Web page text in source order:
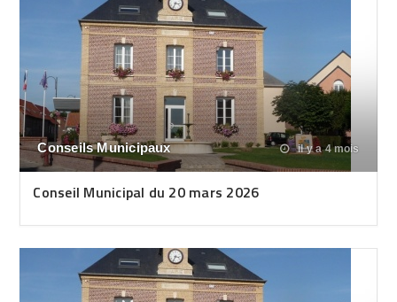
Conseils Municipaux il y a 4 mois
Conseil Municipal du 20 mars 2026